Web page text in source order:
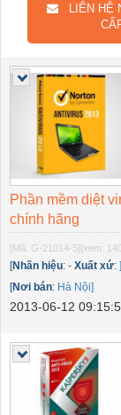
LIÊN HỆ
Phần mềm diệt
chính hãng
[Mã: G-21014-5][xem:
[Nhãn hiệu: - Xuất xứ: ]
[Nơi bán: Hà Nội]
2013-06-12